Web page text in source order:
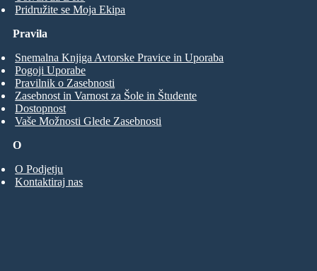
Pridružite se Moja Ekipa
O
O Podjetju
Kontaktiraj nas
Pravila
Snemalna Knjiga Avtorske Pravice in Uporaba
Pogoji Uporabe
Pravilnik o Zasebnosti
Zasebnost in Varnost za Šole in Študente
Dostopnost
Vaše Možnosti Glede Zasebnosti